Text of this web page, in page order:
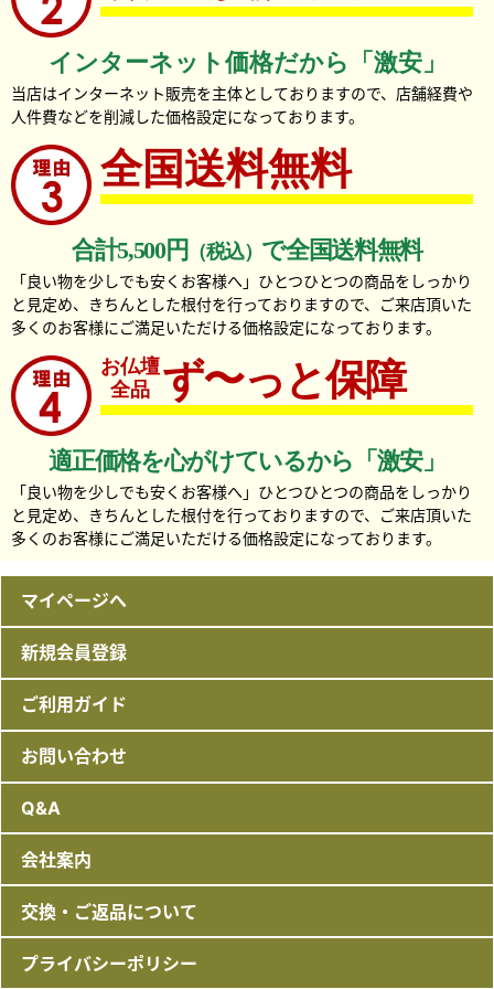
インターネット価格だから「激安」
当店はインターネット販売を主体としておりますので、店舗経費や
人件費などを削減した価格設定になっております。
全国送料無料
合計5,500円 （税込） で全国送料無料
「良い物を少しでも安くお客様へ」ひとつひとつの商品をしっかり
と見定め、きちんとした根付を行っておりますので、ご来店頂いた
多くのお客様にご満足いただける価格設定になっております。
お仏壇
全品 ず〜っと保障
適正価格を心がけているから「激安」
「良い物を少しでも安くお客様へ」ひとつひとつの商品をしっかり
と見定め、きちんとした根付を行っておりますので、ご来店頂いた
多くのお客様にご満足いただける価格設定になっております。
マイページへ
新規会員登録
ご利用ガイド
お問い合わせ
Q&A
会社案内
交換・ご返品について
プライバシーポリシー